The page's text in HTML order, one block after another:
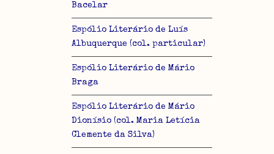
Bacelar
Espólio Literário de Luís
Albuquerque (col. particular)
Espólio Literário de Mário
Braga
Espólio Literário de Mário
Dionísio (col. Maria Letícia
Clemente da Silva)